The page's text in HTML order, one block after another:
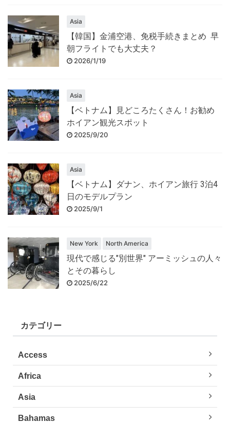
Asia
【韓国】金浦空港、免税手続きまとめ 早
朝フライトでも大丈夫？
2026/1/19
Asia
【ベトナム】見どころたくさん！お勧め
ホイアン観光スポット
2025/9/20
Asia
【ベトナム】ダナン、ホイアン旅行 3泊4
日のモデルプラン
2025/9/1
New York North America
現代で感じる"別世界" アーミッシュの人々
とその暮らし
2025/6/22
カテゴリー
Access
Africa
Asia
Bahamas